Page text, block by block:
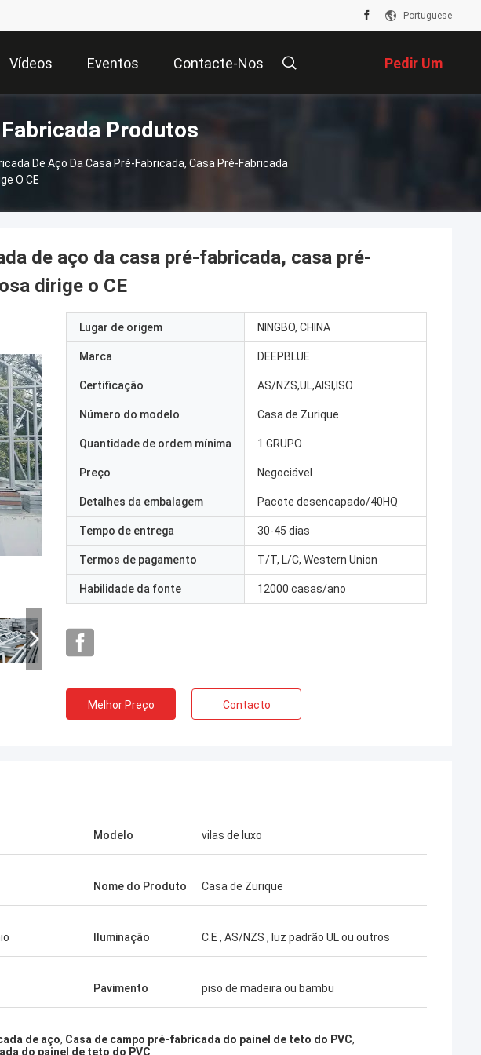
Portuguese
Vídeos Eventos Contacte-Nos Pedir Um
Orçamento
Produtos
De Aço Da Casa Pré-Fabricada, Casa Pré-Fabricada
O CE
de aço da casa pré-fabricada, casa pré-
dirige o CE
Lugar de origem NINGBO, CHINA
Marca DEEPBLUE
Certificação AS/NZS,UL,AISI,ISO
Número do modelo Casa de Zurique
Quantidade de ordem mínima 1 GRUPO
Preço Negociável
Detalhes da embalagem Pacote desencapado/40HQ
Tempo de entrega 30-45 dias
Termos de pagamento T/T, L/C, Western Union
Habilidade da fonte 12000 casas/ano
Melhor Preço Contacto
Modelo vilas de luxo
Nome do Produto Casa de Zurique
Iluminação C.E , AS/NZS , luz padrão UL ou outros
Pavimento piso de madeira ou bambu
de aço, Casa de campo pré-fabricada do painel de teto do PVC,
do painel de teto do PVC